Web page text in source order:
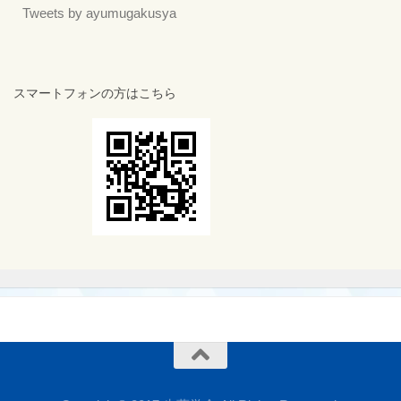
Tweets by ayumugakusya
スマートフォンの方はこちら